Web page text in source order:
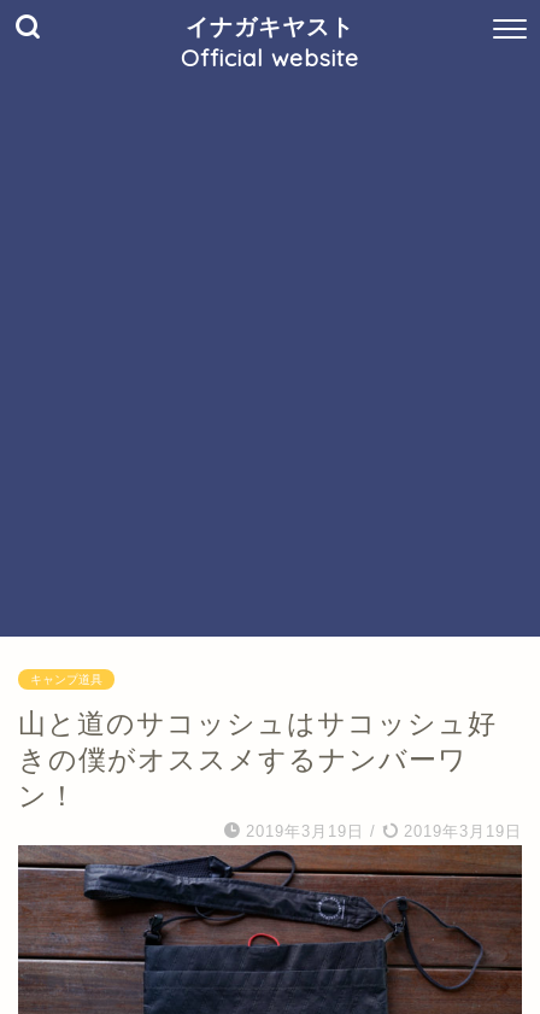
イナガキヤスト
Official website
キャンプ道具
山と道のサコッシュはサコッシュ好
きの僕がオススメするナンバーワ
ン！
2019年3月19日 / 2019年3月19日